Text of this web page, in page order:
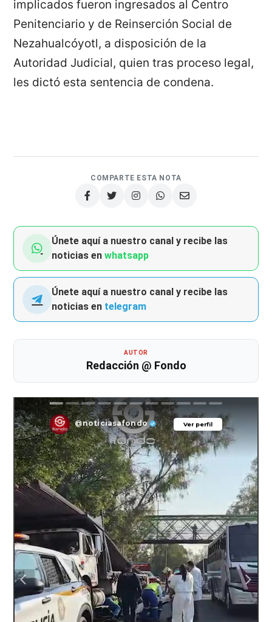
implicados fueron ingresados al Centro
Penitenciario y de Reinserción Social de
Nezahualcóyotl, a disposición de la
Autoridad Judicial, quien tras proceso legal,
les dictó esta sentencia de condena.
COMPARTE ESTA NOTA
Únete aquí a nuestro canal y recibe las
noticias enwhatsapp
Únete aquí a nuestro canal y recibe las
noticias en telegram
AUTOR
Redacción @ Fondo
Ver perfil
@noticiasafondo Ver perfil